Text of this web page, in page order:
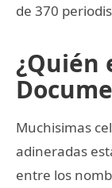
de 370
¿Quién
Muchisimas
adineradas
entre los